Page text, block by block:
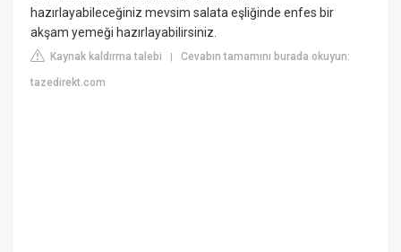
hazırlayabileceğiniz mevsim salata eşliğinde enfes bir
akşam yemeği hazırlayabilirsiniz.
Kaynak kaldırma talebi |Cevabın tamamını burada okuyun:
tazedirekt.com